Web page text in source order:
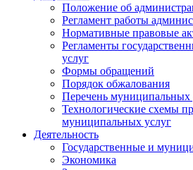
Положение об
Регламент работы
Нормативные правовые
Регламенты
услуг
Формы обращений
Порядок обжалования
Перечень муниципальных
Технологические схемы
муниципальных услуг
Деятельность
Государственные и
Экономика